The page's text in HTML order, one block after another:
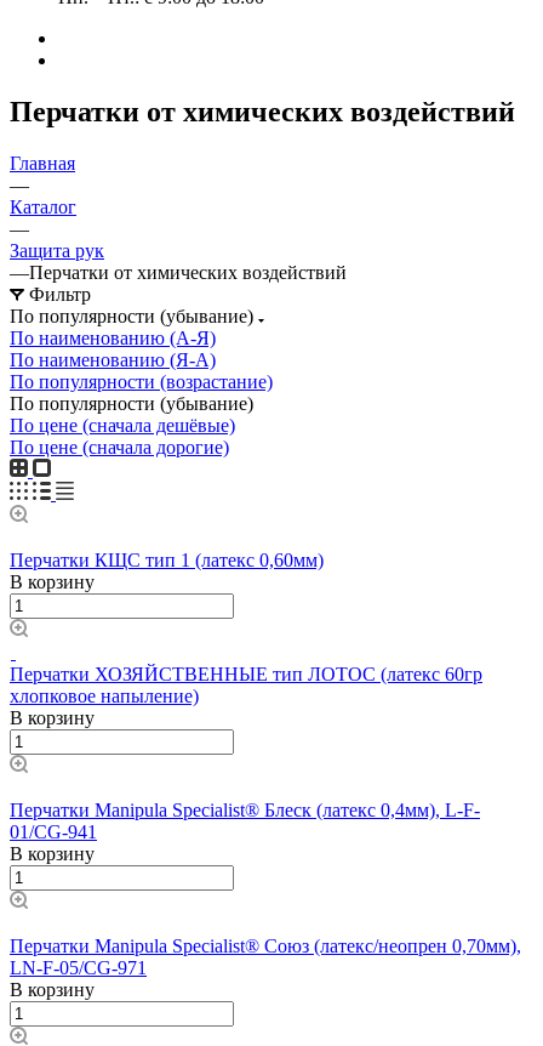
Перчатки от химических воздействий
Главная
—
Каталог
—
Защита рук
—Перчатки от химических воздействий
Фильтр
По популярности (убывание)
По наименованию (А-Я)
По наименованию (Я-А)
По популярности (возрастание)
По популярности (убывание)
По цене (сначала дешёвые)
По цене (сначала дорогие)
Перчатки КЩС тип 1 (латекс 0,60мм)
В корзину
Перчатки ХОЗЯЙСТВЕННЫЕ тип ЛОТОС (латекс 60гр
хлопковое напыление)
В корзину
Перчатки Manipula Specialist® Блеск (латекс 0,4мм), L-F-
01/CG-941
В корзину
Перчатки Manipula Specialist® Союз (латекс/неопрен 0,70мм),
LN-F-05/CG-971
В корзину